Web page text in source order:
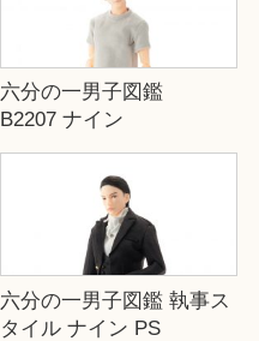
六分の一男子図鑑
B2207 ナイン
六分の一男子図鑑 執事ス
タイル ナイン PS